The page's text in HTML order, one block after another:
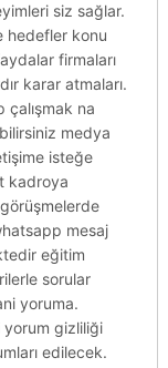
siz sağlar.
hedefler konu
firmaları
karar atmaları.
na
medya
isteğe
kadroya
mesaj
eğitim
sorular
yoruma.
yorum gizliliği
edilecek.